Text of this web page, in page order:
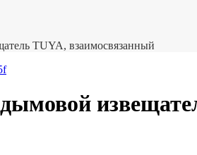
TUYA, взаимосвязанный